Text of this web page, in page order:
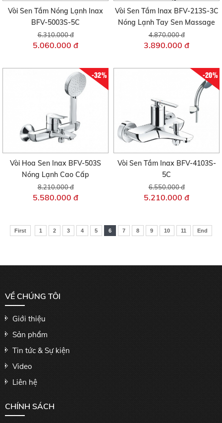
Vòi Sen Tắm Nóng Lạnh Inax
BFV-5003S-5C
6.310.000 đ
5.060.000 đ
Vòi Sen Tắm Inax BFV-213S-3C
Nóng Lạnh Tay Sen Massage
4.870.000 đ
3.890.000 đ
-32%
Vòi Hoa Sen Inax BFV-503S
Nóng Lạnh Cao Cấp
8.210.000 đ
5.580.000 đ
-20%
Vòi Sen Tắm Inax BFV-4103S-
5C
6.550.000 đ
5.210.000 đ
First 1 2 3 4 5 6 7 8 9 10 11 End
VỀ CHÚNG TÔI
Giới thiệu
Sản phẩm
Tin tức & Sự kiện
Video
Liên hệ
CHÍNH SÁCH